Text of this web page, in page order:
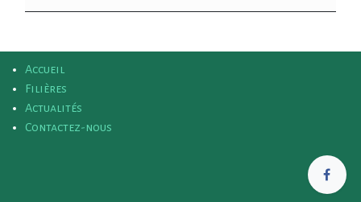
Accueil
Filières
Actualités
Contactez-nous